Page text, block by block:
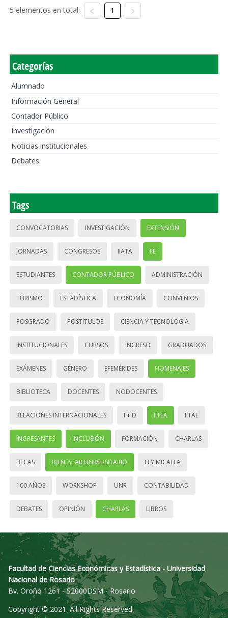
5 elementos en total: 1
Categorías
Alumnado
Información General
Contador Público
Investigación
Noticias institucionales
Debates
Tags
CONVOCATORIAS INVESTIGACIÓN EXTENSIÓN
JORNADAS CONGRESOS IIATA IIE
ESTUDIANTES CONTADOR PÚBLICO ADMINISTRACIÓN
TURISMO ESTADÍSTICA ECONOMÍA CONVENIOS
POSGRADO POSTÍTULOS CIENCIA Y TECNOLOGÍA
INSTITUCIONALES CURSOS INGRESO GRADUADOS
EXÁMENES GÉNERO EFEMÉRIDES HOMENAJES
BIBLIOTECA DOCENTES NODOCENTES
RELACIONES INTERNACIONALES I + D IITEA IITAE
INGRESANTES INCLUSIÓN FORMACIÓN CHARLAS
BECAS BIENESTAR UNIVERSITARIO LEY MICAELA
100 AÑOS WORKSHOP UNR CONTABILIDAD
DEBATES OPINIÓN CHARLAS LIBROS
Facultad de Ciencias Económicas y Estadística - Universidad
Nacional de Rosario
Bv. Oroño 1261 - S2000DSM - Rosario
Copyright © 2021. All Rights Reserved.